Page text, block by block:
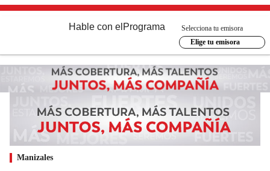
Hable con el Programa
Selecciona tu emisora
Elige tu emisora
Manizales